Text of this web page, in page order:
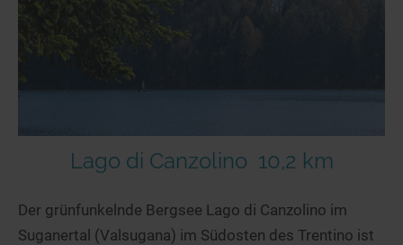
Österreich
Frankreich
Schweden
alle Länder…
Lago di Canzolino 10,2 km
Der grünfunkelnde Bergsee Lago di Canzolino im
Suganertal (Valsugana) im Südosten des Trentino ist